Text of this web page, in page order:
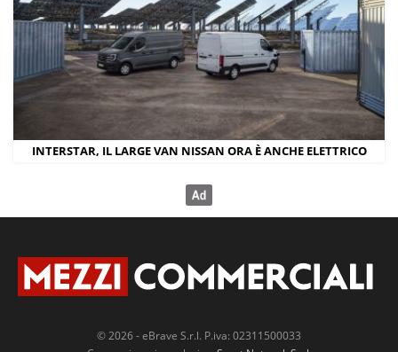
INTERSTAR, IL LARGE VAN NISSAN ORA È ANCHE ELETTRICO
© 2026 - eBrave S.r.l. P.iva: 02311500033